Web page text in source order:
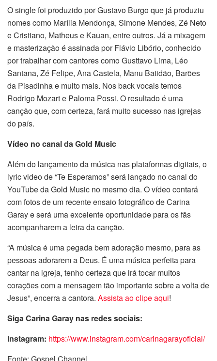
O single foi produzido por Gustavo Burgo que já produziu
nomes como Marília Mendonça, Simone Mendes, Zé Neto
e Cristiano, Matheus e Kauan, entre outros. Já a mixagem
e masterização é assinada por Flávio Libório, conhecido
por trabalhar com cantores como Gusttavo Lima, Léo
Santana, Zé Felipe, Ana Castela, Manu Batidão, Barões
da Pisadinha e muito mais. Nos back vocals temos
Rodrigo Mozart e Paloma Possi. O resultado é uma
canção que, com certeza, fará muito sucesso nas igrejas
do país.
Vídeo no canal da Gold Music
Além do lançamento da música nas plataformas digitais, o
lyric video de “Te Esperamos” será lançado no canal do
YouTube da Gold Music no mesmo dia. O vídeo contará
com fotos de um recente ensaio fotográfico de Carina
Garay e será uma excelente oportunidade para os fãs
acompanharem a letra da canção.
“A música é uma pegada bem adoração mesmo, para as
pessoas adorarem a Deus. É uma música perfeita para
cantar na igreja, tenho certeza que irá tocar muitos
corações com a mensagem tão importante sobre a volta de
Jesus”, encerra a cantora. Assista ao clipe aqui!
Siga Carina Garay nas redes sociais:
Instagram: https://www.instagram.com/carinagarayoficial/